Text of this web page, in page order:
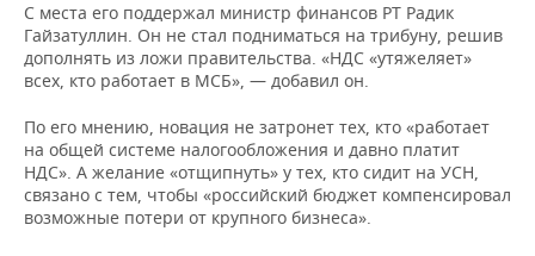
С места его поддержал министр финансов РТ Радик
Гайзатуллин. Он не стал подниматься на трибуну, решив
дополнять из ложи правительства. «НДС «утяжеляет»
всех, кто работает в МСБ», — добавил он.
По его мнению, новация не затронет тех, кто «работает
на общей системе налогообложения и давно платит
НДС». А желание «отщипнуть» у тех, кто сидит на УСН,
связано с тем, чтобы «российский бюджет компенсировал
возможные потери от крупного бизнеса».